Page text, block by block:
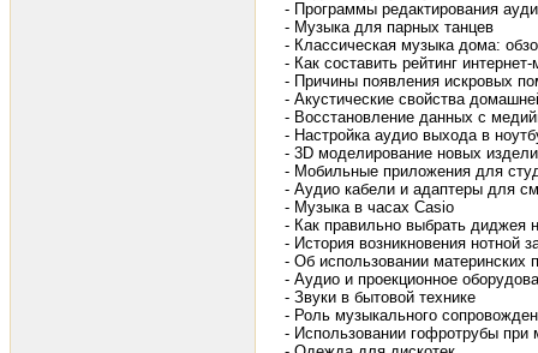
- Программы редактирования
- Музыка для парных танцев
- Классическая музыка дома:
- Как составить рейтинг
- Причины появления искровых
- Акустические свойства
- Восстановление данных с
- Настройка аудио выхода в
- 3D моделирование новых
- Мобильные приложения для
- Аудио кабели и адаптеры для
- Музыка в часах Casio
- Как правильно выбрать диджея
- История возникновения нотной
- Об использовании материнских
- Аудио и проекционное
- Звуки в бытовой технике
- Роль музыкального
- Использовании гофротрубы при